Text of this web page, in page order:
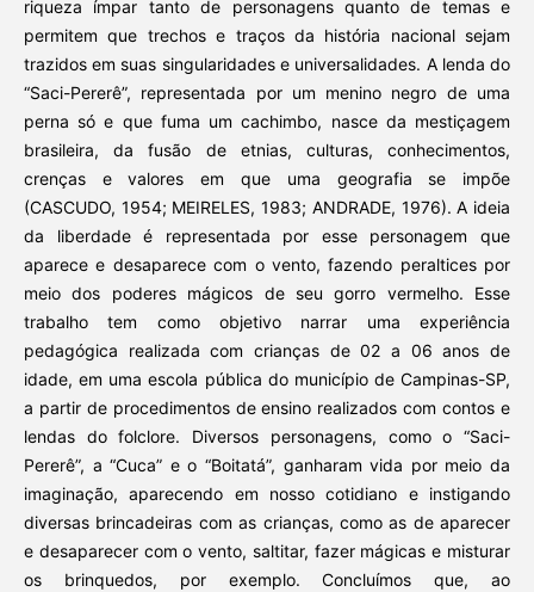
riqueza ímpar tanto de personagens quanto de temas e
permitem que trechos e traços da história nacional sejam
trazidos em suas singularidades e universalidades. A lenda do
“Saci-Pererê”, representada por um menino negro de uma
perna só e que fuma um cachimbo, nasce da mestiçagem
brasileira, da fusão de etnias, culturas, conhecimentos,
crenças e valores em que uma geografia se impõe
(CASCUDO, 1954; MEIRELES, 1983; ANDRADE, 1976). A ideia
da liberdade é representada por esse personagem que
aparece e desaparece com o vento, fazendo peraltices por
meio dos poderes mágicos de seu gorro vermelho. Esse
trabalho tem como objetivo narrar uma experiência
pedagógica realizada com crianças de 02 a 06 anos de
idade, em uma escola pública do município de Campinas-SP,
a partir de procedimentos de ensino realizados com contos e
lendas do folclore. Diversos personagens, como o “Saci-
Pererê”, a “Cuca” e o “Boitatá”, ganharam vida por meio da
imaginação, aparecendo em nosso cotidiano e instigando
diversas brincadeiras com as crianças, como as de aparecer
e desaparecer com o vento, saltitar, fazer mágicas e misturar
os brinquedos, por exemplo. Concluímos que, ao